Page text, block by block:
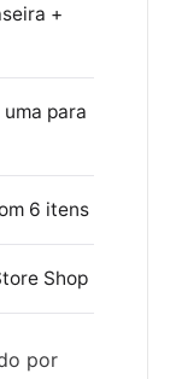
+
para
6 itens
Shop
por